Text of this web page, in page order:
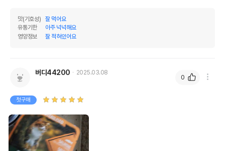
맛(기호성)
잘 먹어요
유통기한
아주 넉넉해요
영양정보
잘 적혀있어요
버디44200 2025.03.08
첫구매
0